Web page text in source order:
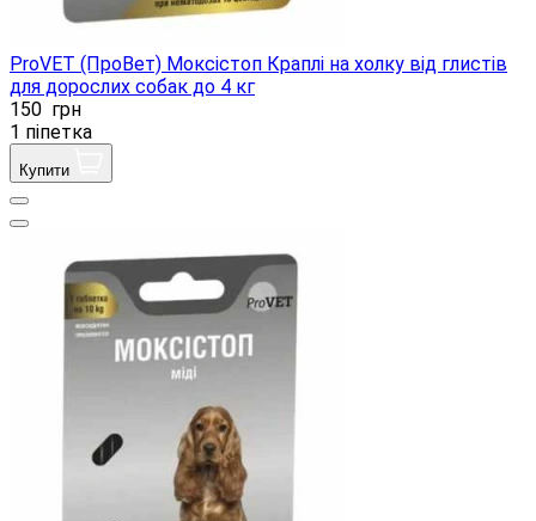
ProVET (ПроВет) Моксістоп Краплі на холку від глистів
для дорослих собак до 4 кг
150 грн
1 піпетка
Купити